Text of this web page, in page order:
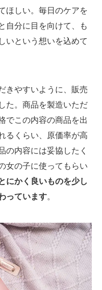
ほしい。毎日のケアを
自分に目を向けて、も
いという想いを込めて
きやすいように、販売
た。商品を製造いただ
でこの内容の商品を出
るくらい、原価率が高
の内容には妥協したく
女の子に使ってもらい
にかく良いものを少し
っています。